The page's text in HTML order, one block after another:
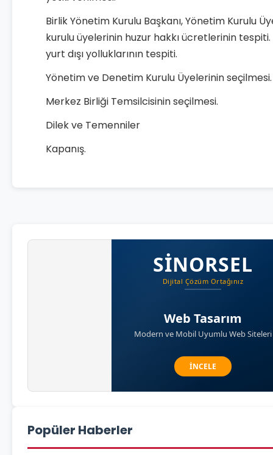
Birlik Yönetim Kurulu Başkanı, Yönetim Kurulu
kurulu üyelerinin huzur hakkı ücretlerinin tespiti.
yurt dışı yolluklarının tespiti.
Yönetim ve Denetim Kurulu Üyelerinin seçilmesi.
Merkez Birliği Temsilcisinin seçilmesi.
Dilek ve Temenniler
Kapanış.
Popüler Haberler